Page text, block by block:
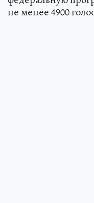
не менее 4900